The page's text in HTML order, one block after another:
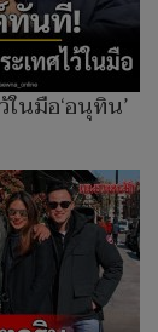
ในมือ‘อนุทิน’